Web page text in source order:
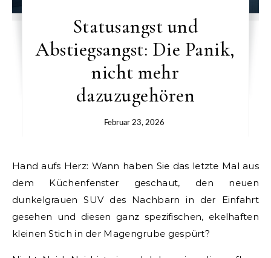
Statusangst und
Abstiegsangst: Die Panik,
nicht mehr
dazuzugehören
Februar 23, 2026
Hand aufs Herz: Wann haben Sie das letzte Mal aus
dem Küchenfenster geschaut, den neuen
dunkelgrauen SUV des Nachbarn in der Einfahrt
gesehen und diesen ganz spezifischen, ekelhaften
kleinen Stich in der Magengrube gespürt?